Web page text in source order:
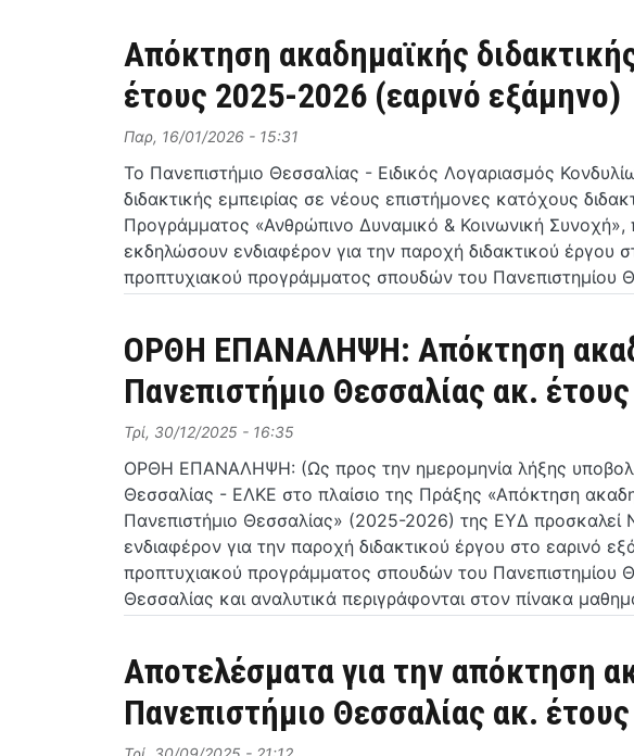
Απόκτηση ακαδημαϊκής
έτους 2025-2026 (εαρινό εξάμηνο)
Παρ, 16/01/2026 - 15:31
Το Πανεπιστήμιο Θεσσαλίας - Ειδικός Λογαριασμός
διδακτικής εμπειρίας σε νέους επιστήμονες κατόχους
Προγράμματος «Ανθρώπινο Δυναμικό & Κοινωνική
εκδηλώσουν ενδιαφέρον για την παροχή διδακτικού έργου
προπτυχιακού προγράμματος σπουδών του Πανεπιστημίου
ΟΡΘΗ ΕΠΑΝΑΛΗΨΗ: Απόκτηση
Πανεπιστήμιο Θεσσαλίας ακ.
Τρί, 30/12/2025 - 16:35
ΟΡΘΗ ΕΠΑΝΑΛΗΨΗ: (Ως προς την ημερομηνία λήξης
Θεσσαλίας - ΕΛΚΕ στο πλαίσιο της Πράξης «Απόκτηση
Πανεπιστήμιο Θεσσαλίας» (2025-2026) της ΕΥΔ
ενδιαφέρον για την παροχή διδακτικού έργου στο εαρινό
προπτυχιακού προγράμματος σπουδών του Πανεπιστημίου
Θεσσαλίας και αναλυτικά περιγράφονται στον πίνακα
Αποτελέσματα για την απόκτηση
Πανεπιστήμιο Θεσσαλίας ακ.